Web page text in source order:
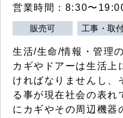
営業時間：8:30〜
販売可 工事・取
生活/生命/情報・管理
カギやドアーは生活上
ければなりませんし、
る事が現在社会の表れ
にカギやその周辺機器